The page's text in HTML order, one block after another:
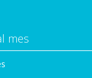
mes